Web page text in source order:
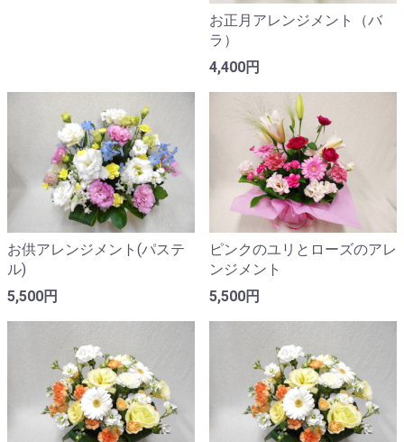
お正月アレンジメント（バ
ラ）
4,400円
お供アレンジメント(パステ
ル)
5,500円
ピンクのユリとローズのアレ
ンジメント
5,500円